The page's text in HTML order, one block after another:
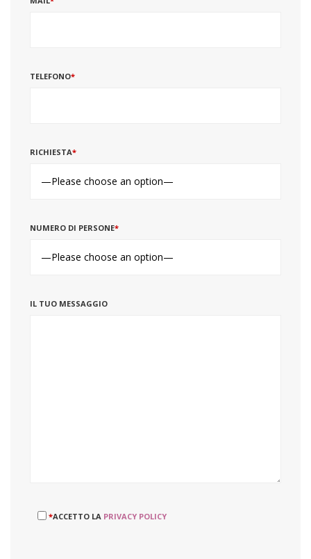
TELEFONO*
RICHIESTA*
NUMERO DI PERSONE*
IL TUO MESSAGGIO
*ACCETTO LA PRIVACY POLICY